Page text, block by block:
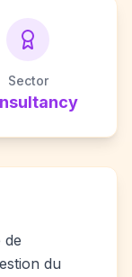
Sector
de
du